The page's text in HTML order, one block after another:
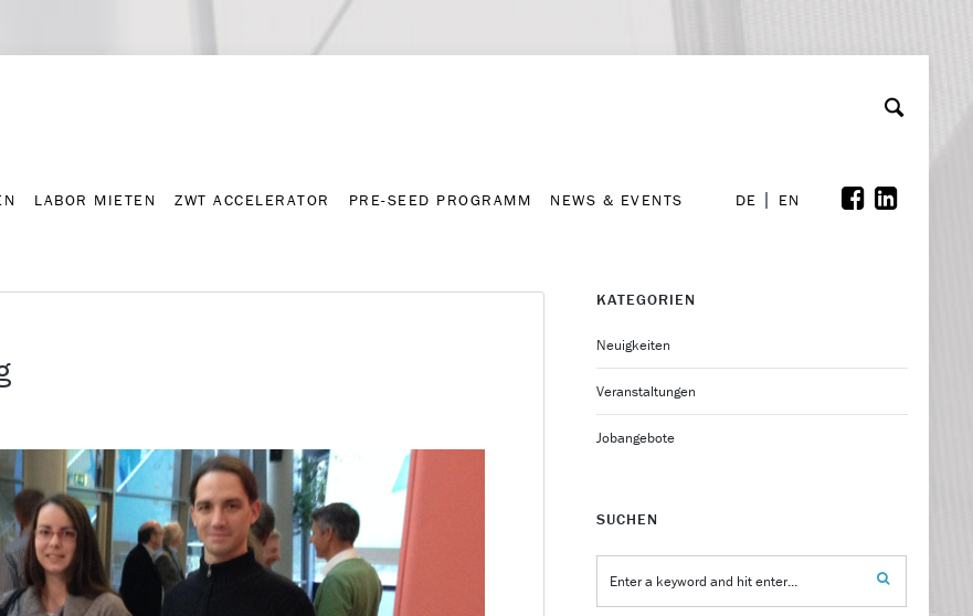
LABOR MIETEN ZWT ACCELERATOR PRE-SEED PROGRAMM NEWS & EVENTS DE EN
KATEGORIEN
Neuigkeiten
Veranstaltungen
Jobangebote
SUCHEN